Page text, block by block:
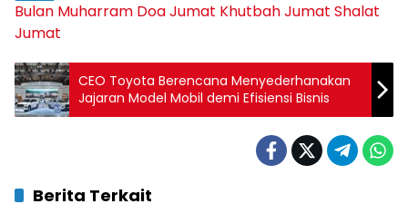
Bulan Muharram Doa Jumat Khutbah Jumat Shalat
Jumat
CEO Toyota Berencana Menyederhanakan
Jajaran Model Mobil demi Efisiensi Bisnis
Berita Terkait